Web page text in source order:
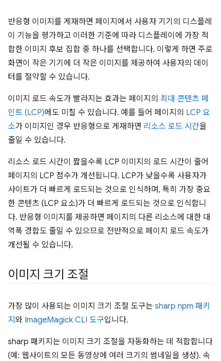
반응형 이미지를 게재하면 페이지에서 사용자 기기의 디스플레
이 기능을 평가하고 이러한 기준에 따라 디스플레이에 가장 적
합한 이미지 후보 집합 중 하나를 선택합니다. 이렇게 하면 주로
화면이 작은 기기에 더 작은 이미지를 제공하여 사용자의 데이
터를 절약할 수 있습니다.
이미지 로드 속도가 빨라지는 효과는 페이지의 최대 콘텐츠 페
인트 (LCP)에도 미칠 수 있습니다. 예를 들어 페이지의 LCP 요
소가 이미지인 경우 반응형으로 게재하면 리소스 로드 시간을
줄일 수 있습니다.
리소스 로드 시간이 짧을수록 LCP 이미지의 로드 시간이 줄어
페이지의 LCP 점수가 개선됩니다. LCP가 낮을수록 사용자가
사이트가 더 빠르게 로드되는 것으로 인식하며, 특히 가장 중요
한 콘텐츠 (LCP 요소)가 더 빠르게 로드되는 것으로 인식합니
다. 반응형 이미지를 제공하면 페이지의 다른 리소스에 대한 대
역폭 경합도 줄일 수 있으므로 전반적으로 페이지 로드 속도가
개선될 수 있습니다.
이미지 크기 조절
가장 많이 사용되는 이미지 크기 조절 도구는 sharp npm 패키
지 와 ImageMagick CLI 도구입니다.
sharp 패키지는 이미지 크기 조절을 자동화하는 데 적합합니다
(예: 웹사이트의 모든 동영상에 여러 크기의 썸네일을 생성). 속